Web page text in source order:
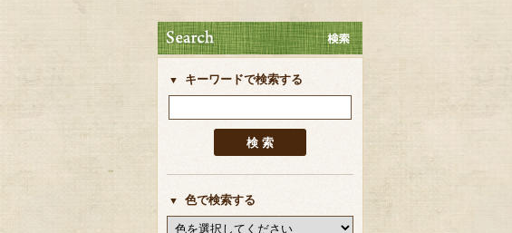
キーワードで検索する
色で検索する